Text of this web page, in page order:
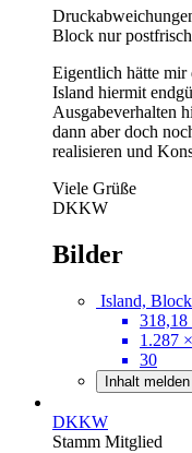
Block nur
Eigentlich hätte mir
Island hiermit
Ausgabeverhalten
dann aber doch
realisieren und
Viele Grüße
DKKW
Bilder
Island,
318,18
1.287
30
Inhalt melden
DKKW
Stamm Mitglied